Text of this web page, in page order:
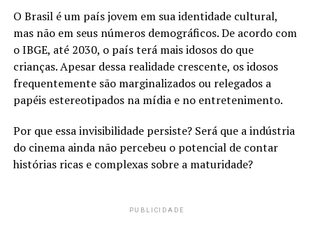
O Brasil é um país jovem em sua identidade cultural,
mas não em seus números demográficos. De acordo com
o IBGE, até 2030, o país terá mais idosos do que
crianças. Apesar dessa realidade crescente, os idosos
frequentemente são marginalizados ou relegados a
papéis estereotipados na mídia e no entretenimento.
Por que essa invisibilidade persiste? Será que a indústria
do cinema ainda não percebeu o potencial de contar
histórias ricas e complexas sobre a maturidade?
PUBLICIDADE